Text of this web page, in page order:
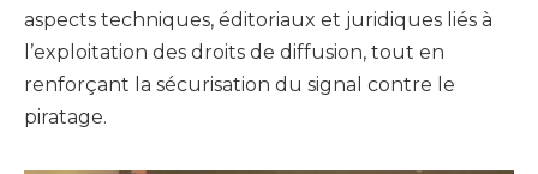
aspects techniques, éditoriaux et juridiques liés à
l’exploitation des droits de diffusion, tout en
renforçant la sécurisation du signal contre le
piratage.